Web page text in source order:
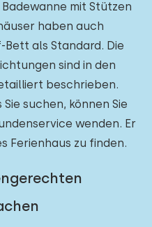
mit Stützen
haben auch
als Standard. Die
sind in den
beschrieben.
suchen, können Sie
wenden. Er
Ferienhaus zu finden.